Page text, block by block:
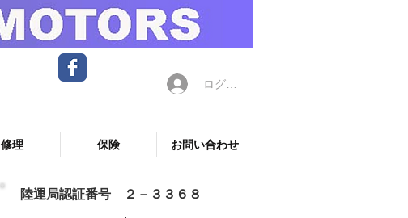
ログイン
修理 保険 お問い合わせ
陸運局認証番号 ２－３３６８